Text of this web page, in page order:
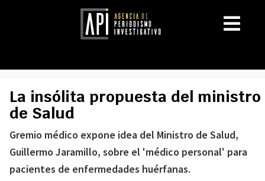
La insólita propuesta del ministro
de Salud
Gremio médico expone idea del Ministro de Salud,
Guillermo Jaramillo, sobre el 'médico personal' para
pacientes de enfermedades huérfanas.